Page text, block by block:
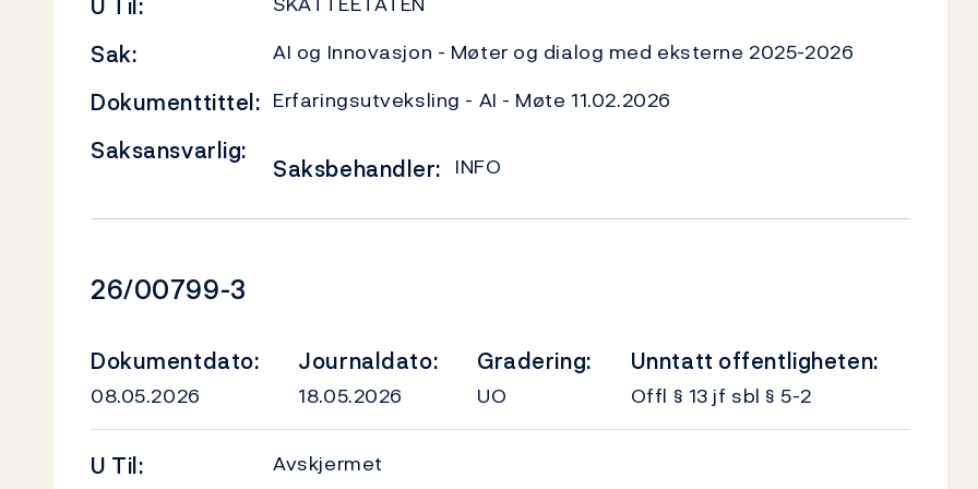
Sak: AI og Innovasjon - Møter og dialog med eksterne 2025-2026
Dokumenttittel: Erfaringsutveksling - AI - Møte 11.02.2026
Saksansvarlig:
Saksbehandler: INFO
Dokumentnummer
26/00799-3
Dokumentdato:
08.05.2026
Journaldato:
18.05.2026
Gradering:
UO
Unntatt offentligheten:
Offl § 13 jf sbl § 5-2
U Til: Avskjermet